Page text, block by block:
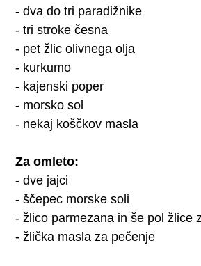
- dva do tri paradižnike
- tri stroke česna
- pet žlic olivnega olja
- kurkumo
- kajenski poper
- morsko sol
- nekaj koščkov masla
Za omleto:
- dve jajci
- ščepec morske soli
- žlico parmezana in še pol žlice
- žlička masla za pečenje